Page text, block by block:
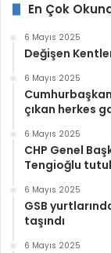
En Çok
6 Mayıs 2025
Değişen
6 Mayıs 2025
çıkan herkes
6 Mayıs 2025
CHP Genel
Tengioğlu
6 Mayıs 2025
GSB
taşındı
6 Mayıs 2025